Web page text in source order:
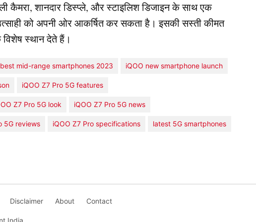
कैमरा, शानदार डिस्प्ले, और स्टाइलिश डिजाइन के साथ एक
को अपनी ओर आकर्षित कर सकता है। इसकी सस्ती कीमत
स्थान देते हैं।
best mid-range smartphones 2023 iQOO new smartphone launch
iQOO Z7 Pro 5G features
Z7 Pro 5G look iQOO Z7 Pro 5G news
5G reviews iQOO Z7 Pro specifications latest 5G smartphones
Disclaimer About Contact